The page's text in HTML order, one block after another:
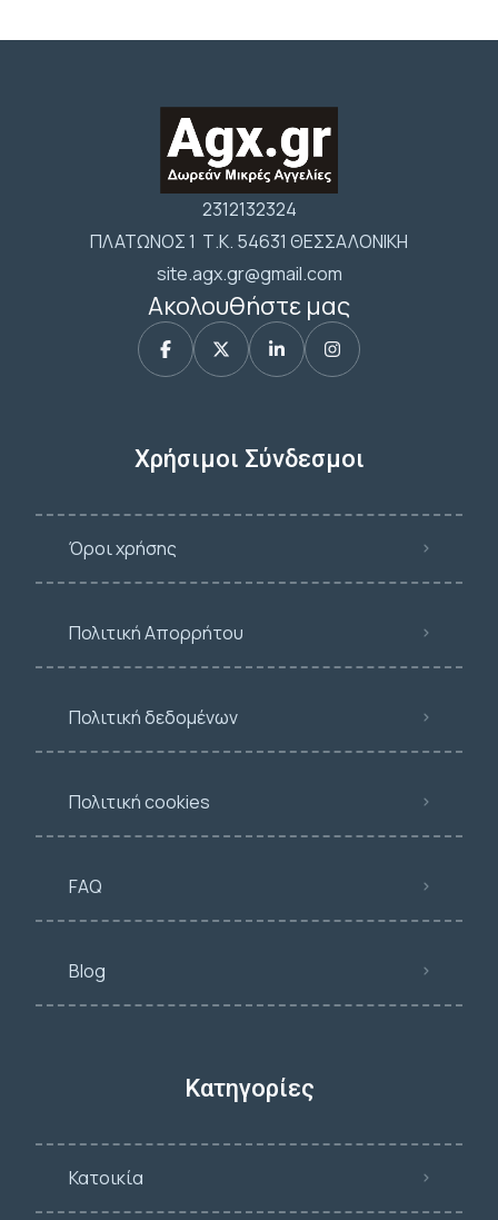
2312132324
ΠΛΑΤΩΝΟΣ 1 Τ.Κ. 54631 ΘΕΣΣΑΛΟΝΙΚΗ
site.agx.gr@gmail.com
Ακολουθήστε μας
Χρήσιμοι Σύνδεσμοι
Όροι χρήσης
Πολιτική Απορρήτου
Πολιτική δεδομένων
Πολιτική cookies
FAQ
Blog
Κατηγορίες
Κατοικία